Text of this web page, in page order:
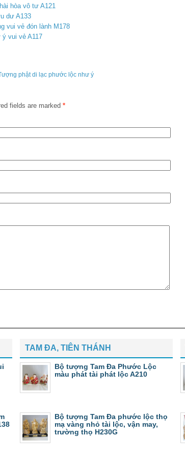
hòa vô tư A121
dư A133
vui vẻ đón lành M178
vui vẻ A117
phật di lạc phước lộc như ý
fields are marked *
TAM ĐA, TIÊN THÁNH
Bộ tượng Tam Đa Phước Lộc
màu phát tài phát lộc A210
Bộ tượng Tam Đa phước lộc thọ
mạ vàng nhỏ tài lộc, vận may,
trường thọ H230G